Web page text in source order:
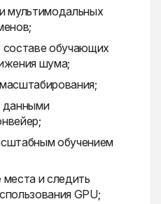
мультимодальных
обучающих
шума;
данными
обучением
и следить
GPU;